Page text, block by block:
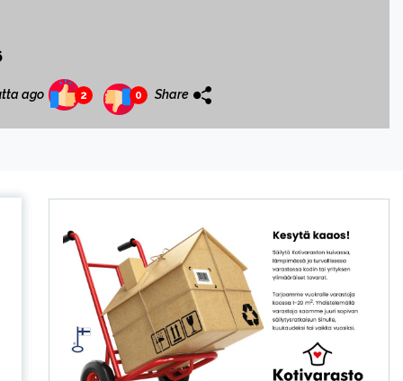
ago 2 0 Share